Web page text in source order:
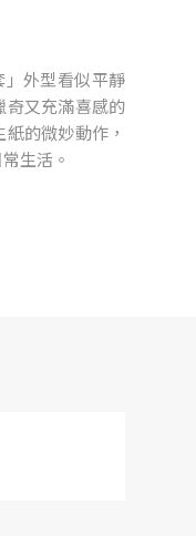
」外型看似平靜
奇又充滿喜感的
的微妙動作，
生活。